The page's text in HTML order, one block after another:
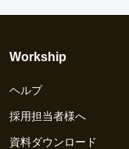
Workship
ヘルプ
採用担当者様へ
資料ダウンロード